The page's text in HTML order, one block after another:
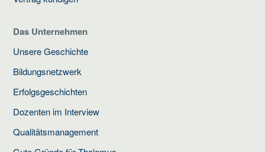
Das Unternehmen
Unsere Geschichte
Bildungsnetzwerk
Erfolgsgeschichten
Dozenten im Interview
Qualitätsmanagement